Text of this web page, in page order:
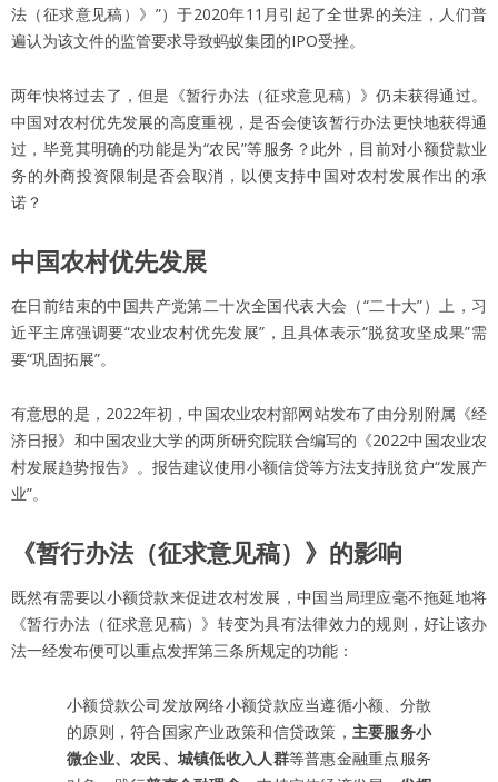
法（征求意见稿）》”）于2020年11月引起了全世界的关注，人们普
遍认为该文件的监管要求导致蚂蚁集团的IPO受挫。
两年快将过去了，但是《暂行办法（征求意见稿）》仍未获得通过。
中国对农村优先发展的高度重视，是否会使该暂行办法更快地获得通
过，毕竟其明确的功能是为“农民”等服务？此外，目前对小额贷款业
务的外商投资限制是否会取消，以便支持中国对农村发展作出的承
诺？
中国农村优先发展
在日前结束的中国共产党第二十次全国代表大会（“二十大”）上，习
近平主席强调要“农业农村优先发展”，且具体表示“脱贫攻坚成果”需
要“巩固拓展”。
有意思的是，2022年初，中国农业农村部网站发布了由分别附属《经
济日报》和中国农业大学的两所研究院联合编写的《2022中国农业农
村发展趋势报告》。报告建议使用小额信贷等方法支持脱贫户“发展产
业”。
《暂行办法（征求意见稿）》的影响
既然有需要以小额贷款来促进农村发展，中国当局理应毫不拖延地将
《暂行办法（征求意见稿）》转变为具有法律效力的规则，好让该办
法一经发布便可以重点发挥第三条所规定的功能：
小额贷款公司发放网络小额贷款应当遵循小额、分散
的原则，符合国家产业政策和信贷政策， 主要服务小
微企业、农民、城镇低收入人群等普惠金融重点服务